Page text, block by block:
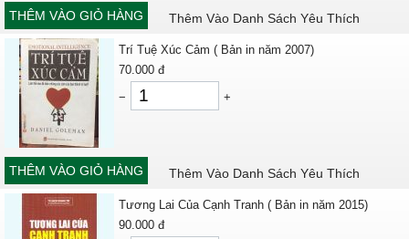
THÊM VÀO GIỎ HÀNG Thêm Vào Danh Sách Yêu Thích
Trí Tuệ Xúc Cảm ( Bản in năm 2007)
70.000 đ
−
+
THÊM VÀO GIỎ HÀNG Thêm Vào Danh Sách Yêu Thích
Tương Lai Của Cạnh Tranh ( Bản in năm 2015)
90.000 đ